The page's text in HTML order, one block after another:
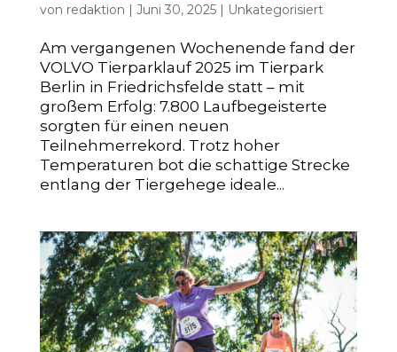
von redaktion | Juni 30, 2025| Unkategorisiert
Am vergangenen Wochenende fand der
VOLVO Tierparklauf 2025 im Tierpark
Berlin in Friedrichsfelde statt – mit
großem Erfolg: 7.800 Laufbegeisterte
sorgten für einen neuen
Teilnehmerrekord. Trotz hoher
Temperaturen bot die schattige Strecke
entlang der Tiergehege ideale...